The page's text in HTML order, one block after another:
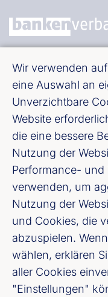
Wir verwenden
eine Auswahl an
Unverzichtbare
Website
die eine bessere
Nutzung der
Performance-
verwenden, um
Nutzung der
und Cookies, die
abzuspielen.
wählen, erklären
aller Cookies
"Einstellungen"
Bundesverband
Burgstraße 28,
Fußzeile
Impressum
LinkedIn
Youtube
Cookie-
Datenschutz